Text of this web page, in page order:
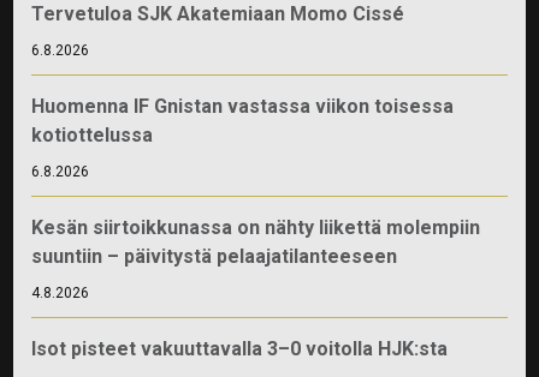
Tervetuloa SJK Akatemiaan Momo Cissé
6.8.2026
Huomenna IF Gnistan vastassa viikon toisessa
kotiottelussa
6.8.2026
Kesän siirtoikkunassa on nähty liikettä molempiin
suuntiin – päivitystä pelaajatilanteeseen
4.8.2026
Isot pisteet vakuuttavalla 3–0 voitolla HJK:sta